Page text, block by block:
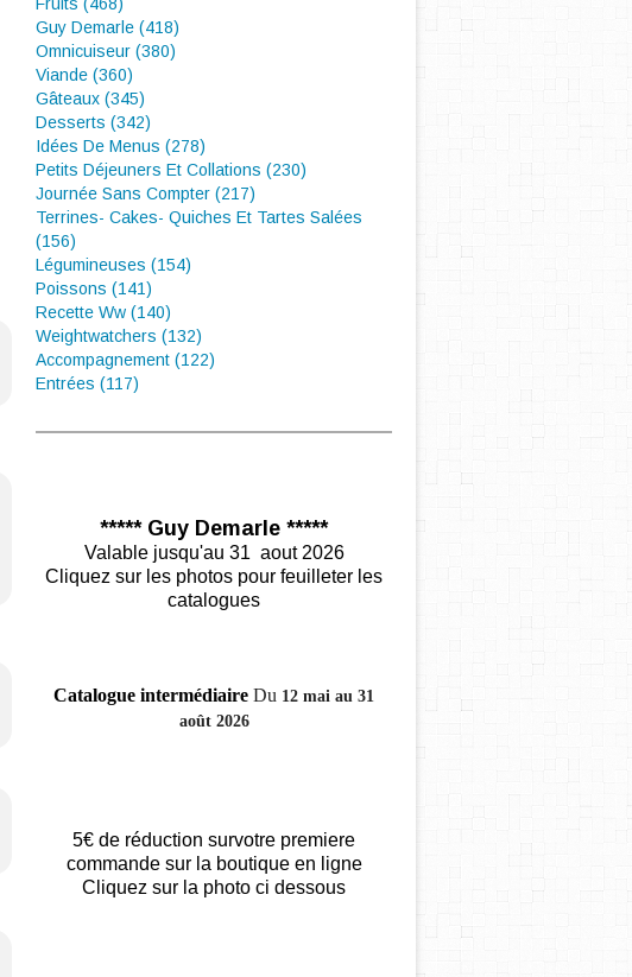
Guy Demarle (418)
Omnicuiseur (380)
Viande (360)
Gâteaux (345)
Desserts (342)
Idées De Menus (278)
Petits Déjeuners Et Collations (230)
Journée Sans Compter (217)
Terrines- Cakes- Quiches Et Tartes Salées
(156)
Légumineuses (154)
Poissons (141)
Recette Ww (140)
Weightwatchers (132)
Accompagnement (122)
Entrées (117)
***** Guy Demarle *****
Valable jusqu'au 31 aout 2026
Cliquez sur les photos pour feuilleter les
catalogues
Catalogue intermédiaire Du 12 mai au 31
août 2026
5€ de réduction survotre premiere
commande sur la boutique en ligne
Cliquez sur la photo ci dessous